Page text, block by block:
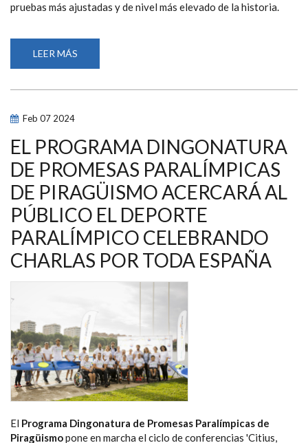
pruebas más ajustadas y de nivel más elevado de la historia.
LEER MÁS
PARA
ANTONIO
EN
EL
DEL
MUNDO
DE
PIRAGÜISMO
PARALÍMPICO
DE
Feb 07 2024
EL PROGRAMA DINGONATURA
DE PROMESAS PARALÍMPICAS
DE PIRAGÜISMO ACERCARÁ AL
PÚBLICO EL DEPORTE
PARALÍMPICO CELEBRANDO
CHARLAS POR TODA ESPAÑA
El Programa Dingonatura de Promesas Paralímpicas de
Piragüismopone en marcha el ciclo de conferencias 'Citius,